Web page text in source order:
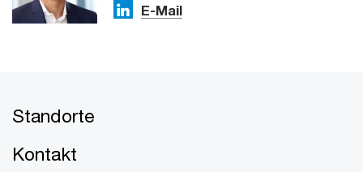
E-Mail
Standorte
Kontakt